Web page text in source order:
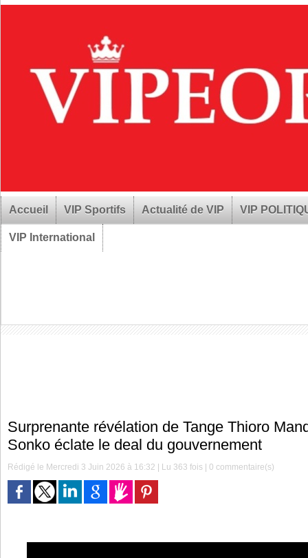
Accueil VIP Sportifs Actualité de VIP VIP
VIP International
Surprenante révélation de Tange Thioro
Sonko éclate le deal du gouvernement
Rédigé le Mercredi 3 Juin 2026 à 16:32 | Lu 363 fois |0 commentaire(s)